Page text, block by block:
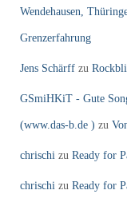
Wendehausen,
Grenzerfahrung
Jens Schärff zu
GSmiHKiT - Gute
(www.das-b.de ) zu
chrischi zu Ready for
chrischi zu Ready for